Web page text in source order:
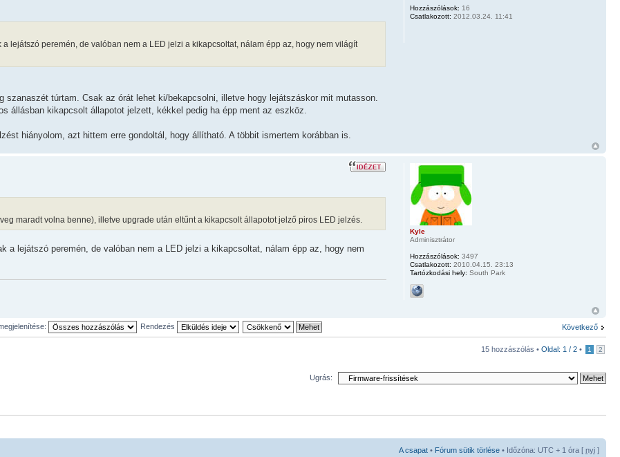
lejátszó peremén, de valóban nem a LED jelzi a kikapcsoltat, nálam épp az, hogy nem világít
túrtam. Csak az órát lehet ki/bekapcsolni, illetve hogy lejátszáskor mit mutasson.
állásban kikapcsolt állapotot jelzett, kékkel pedig ha épp ment az eszköz.
hiányolom, azt hittem erre gondoltál, hogy állítható. A többit ismertem korábban is.
Hozzászólások: 16
Csatlakozott: 2012.03.24. 11:41
maradt volna benne), illetve upgrade után eltűnt a kikapcsolt állapotot jelző piros LED jelzés.
lejátszó peremén, de valóban nem a LED jelzi a kikapcsoltat, nálam épp az, hogy nem
Kyle
Adminisztrátor
Hozzászólások: 3497
Csatlakozott: 2010.04.15. 23:13
Tartózkodási hely: South Park
Következő
Rendezés
15 hozzászólás • Oldal: 1 / 2 • 1 2
Ugrás:
A csapat • Fórum sütik törlése • Időzóna: UTC + 1 óra [ nyi ]